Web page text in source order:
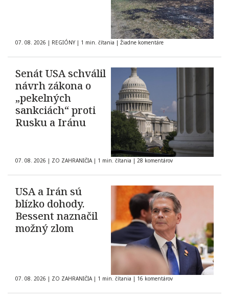
07. 08. 2026 | REGIÓNY | 1 min. čítania | Žiadne komentáre
Senát USA schválil
návrh zákona o
„pekelných
sankciách“ proti
Rusku a Iránu
07. 08. 2026 | ZO ZAHRANIČIA | 1 min. čítania | 28 komentárov
USA a Irán sú
blízko dohody.
Bessent naznačil
možný zlom
07. 08. 2026 | ZO ZAHRANIČIA | 1 min. čítania | 16 komentárov